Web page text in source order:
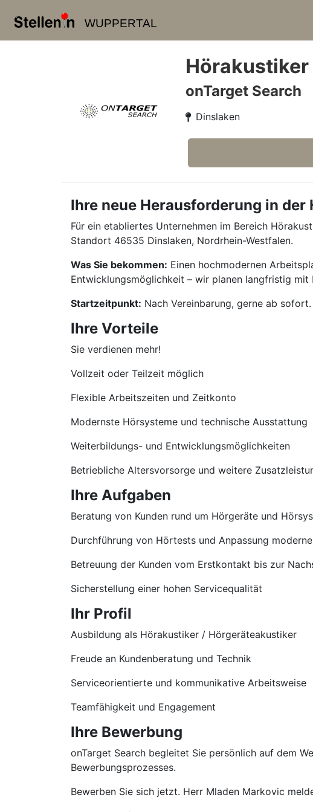
WUPPERTAL
onTarget Search
Dinslaken
Ihre neue Herausforderung in der
Für ein etabliertes Unternehmen im Bereich
Standort 46535 Dinslaken, Nordrhein-Westfalen.
Was Sie bekommen: Einen hochmodernen
Entwicklungsmöglichkeit – wir planen langfristig mit
Startzeitpunkt: Nach Vereinbarung, gerne ab sofort.
Ihre Vorteile
Sie verdienen mehr!
Vollzeit oder Teilzeit möglich
Flexible Arbeitszeiten und Zeitkonto
Modernste Hörsysteme und technische Ausstattung
Weiterbildungs- und Entwicklungsmöglichkeiten
Betriebliche Altersvorsorge und weitere
Ihre Aufgaben
Beratung von Kunden rund um Hörgeräte und
Durchführung von Hörtests und Anpassung
Betreuung der Kunden vom Erstkontakt bis zur
Sicherstellung einer hohen Servicequalität
Ihr Profil
Ausbildung als Hörakustiker / Hörgeräteakustiker
Freude an Kundenberatung und Technik
Serviceorientierte und kommunikative Arbeitsweise
Teamfähigkeit und Engagement
Ihre Bewerbung
onTarget Search begleitet Sie persönlich auf dem
Bewerbungsprozesses.
Bewerben Sie sich jetzt. Herr Mladen Markovic